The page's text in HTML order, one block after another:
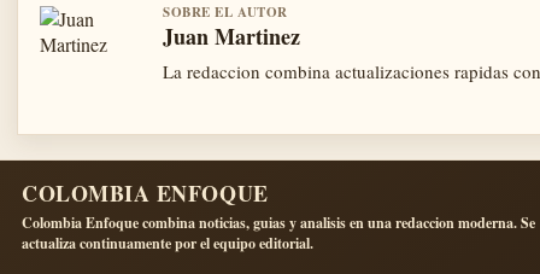
SOBRE EL AUTOR
Juan Martinez
La redaccion combina actualizaciones rapidas
COLOMBIA ENFOQUE
Colombia Enfoque combina noticias, guias y analisis en una redaccion moderna. Se
actualiza continuamente por el equipo editorial.